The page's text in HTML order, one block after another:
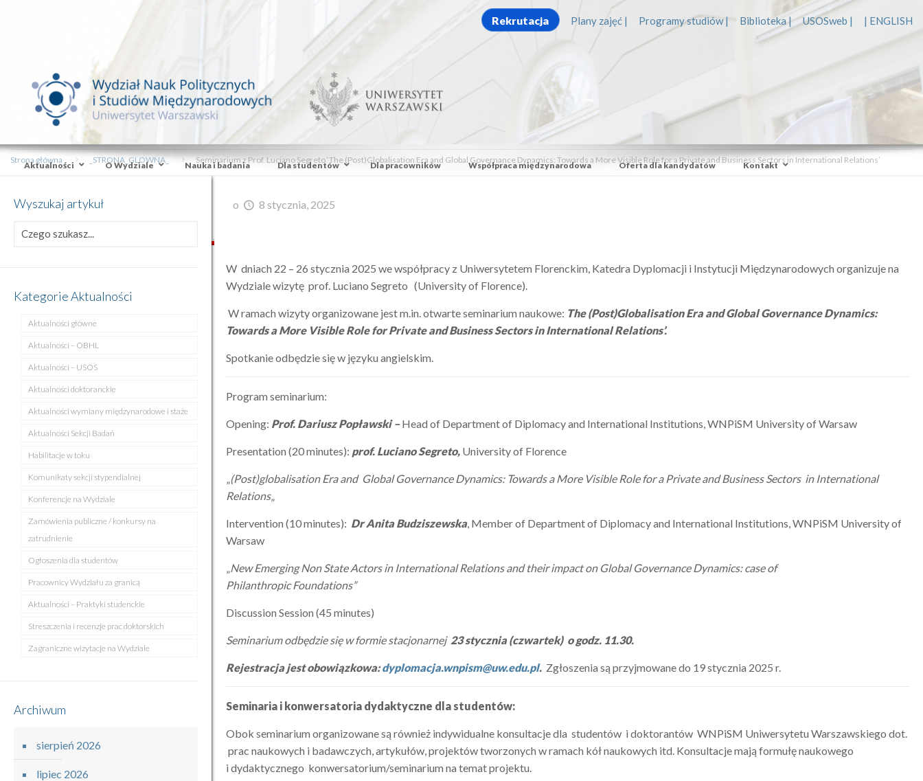
Rekrutacja Plany zajęć | Programy studiów | Biblioteka | USOSweb | | ENGLISH
Aktualności O Wydziale Nauka i badania Dla studentów Dla pracowników Współpraca międzynarodowa Oferta dla kandydatów Kontakt
Strona główna _STRONA_GLOWNA_ Seminarium z Prof. Luciano Segreto ‘The (Post)Globalisation Era and Global Governance Dynamics: Towards a More Visible Role for a Private and Business Sectors in International Relations’
o 8 stycznia, 2025
W dniach 22 – 26 stycznia 2025 we współpracy z Uniwersytetem Florenckim, Katedra Dyplomacji i Instytucji Międzynarodowych organizuje na
Wydziale wizytę prof. Luciano Segreto (University of Florence).
W ramach wizyty organizowane jest m.in. otwarte seminarium naukowe: The (Post)Globalisation Era and Global Governance Dynamics:
Towards a More Visible Role for Private and Business Sectors in International Relations’.
Spotkanie odbędzie się w języku angielskim.
Program seminarium:
Opening: Prof. Dariusz Popławski –Head of Department of Diplomacy and International Institutions, WNPiSM University of Warsaw
Presentation (20 minutes): prof. Luciano Segreto, University of Florence
„(Post)globalisation Era and Global Governance Dynamics: Towards a More Visible Role for a Private and Business Sectors in International
Relations„
Intervention (10 minutes): Dr Anita Budziszewska, Member of Department of Diplomacy and International Institutions, WNPiSM University of
Warsaw
„New Emerging Non State Actors in International Relations and their impact on Global Governance Dynamics: case of
Philanthropic Foundations”
Discussion Session (45 minutes)
Seminarium odbędzie się w formie stacjonarnej 23 stycznia (czwartek) o godz. 11.30.
Rejestracja jest obowiązkowa:dyplomacja.wnpism@uw.edu.pl. Zgłoszenia są przyjmowane do 19 stycznia 2025 r.
Seminaria i konwersatoria dydaktyczne dla studentów:
Obok seminarium organizowane są również indywidualne konsultacje dla studentów i doktorantów WNPiSM Uniwersytetu Warszawskiego dot.
prac naukowych i badawczych, artykułów, projektów tworzonych w ramach kół naukowych itd. Konsultacje mają formułę naukowego
i dydaktycznego konwersatorium/seminarium na temat projektu.
Wyszukaj artykuł
Kategorie Aktualności
Aktualności główne
Aktualności – OBHL
Aktualności – USOS
Aktualności doktoranckie
Aktualności wymiany międzynarodowe i staże
Aktualności Sekcji Badań
Habilitacje w toku
Komunikaty sekcji stypendialnej
Konferencje na Wydziale
Zamówienia publiczne / konkursy na
zatrudnienie
Ogłoszenia dla studentów
Pracownicy Wydziału za granicą
Aktualności – Praktyki studenckie
Streszczenia i recenzje prac doktorskich
Zagraniczne wizytacje na Wydziale
Archiwum
sierpień 2026
lipiec 2026